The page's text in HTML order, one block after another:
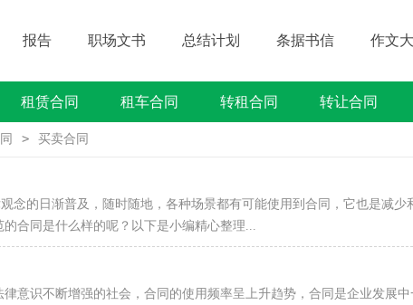
报告 职场文书 总结计划 条据书信 作文
买卖类合同 借贷类合同 建筑类合同 劳动类合
租赁合同 租车合同 转租合同 转让合同
> 买卖合同
念的日渐普及，随时随地，各种场景都有可能使用到合同，它也是减少
合同是什么样的呢？以下是小编精心整理...
意识不断增强的社会，合同的使用频率呈上升趋势，合同是企业发展